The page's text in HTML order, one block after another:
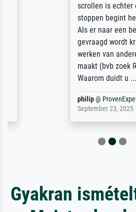
scrollen is echter
stoppen begint het weer
Als er naar een bepaalde
gevraagd wordt krijg je ook
werken van andere wat het
maakt (bvb zoek Ros = ook
Waarom duidt u ...
ProvenExpert
September 23, 2025
Gyakran